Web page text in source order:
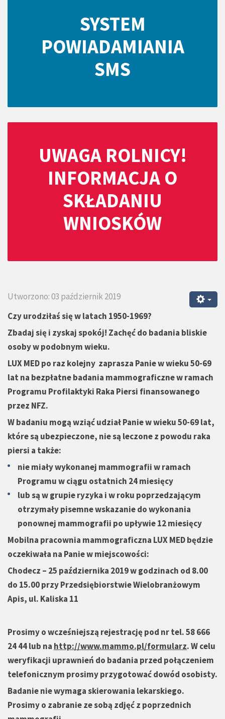
SYSTEM
POWIADAMIANIA
SMS
UWAGA ROLNICY!
INFORMACJA O
SKŁADANIU
WNIOSKÓW
Utworzono: 03 październik 2019
Czy urodziłaś się w latach 1950-1969?
Zbadaj się i zyskaj spokój! Zachęć do badania bliskie
osoby w podobnym wieku.
LUX MED po raz kolejny zaprasza Panie w wieku 50-69
lat na bezpłatne badania mammograficzne w ramach
Programu Profilaktyki Raka Piersi finansowanego
przez NFZ.
W badaniu mogą wziąć udział Panie w wieku 50-69 lat,
które są ubezpieczone, nie są leczone z powodu raka
piersi a także:
nie miały wykonanej mammografii w ramach
Programu w ciągu ostatnich 24 miesięcy
lub są w grupie ryzyka i w roku poprzedzającym
otrzymały pisemne wskazanie do wykonania
ponownej mammografii po upływie 12 miesięcy
Mobilna pracownia mammograficzna LUX MED będzie
oczekiwała na Panie w miejscowości:
Chodecz – 25 października 2019 w godzinach od 8.00
do 15.00 przy Przedsiębiorstwie Wielobranżowym
Apis, ul. Kaliska 11
Prosimy o wcześniejszą rejestrację pod nr tel. 58 666
24 44 lub na http://www.mammo.pl/formularz. W celu
weryfikacji uprawnień do badania przed połączeniem
telefonicznym prosimy przygotować dowód osobisty.
Badanie nie wymaga skierowania lekarskiego.
Prosimy o zabranie ze sobą zdjęć z poprzednich